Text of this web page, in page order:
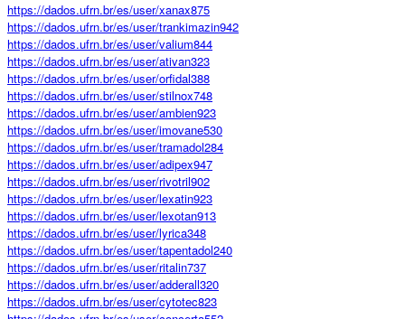
https://dados.ufrn.br/es/user/xanax875
https://dados.ufrn.br/es/user/trankimazin942
https://dados.ufrn.br/es/user/valium844
https://dados.ufrn.br/es/user/ativan323
https://dados.ufrn.br/es/user/orfidal388
https://dados.ufrn.br/es/user/stilnox748
https://dados.ufrn.br/es/user/ambien923
https://dados.ufrn.br/es/user/imovane530
https://dados.ufrn.br/es/user/tramadol284
https://dados.ufrn.br/es/user/adipex947
https://dados.ufrn.br/es/user/rivotril902
https://dados.ufrn.br/es/user/lexatin923
https://dados.ufrn.br/es/user/lexotan913
https://dados.ufrn.br/es/user/lyrica348
https://dados.ufrn.br/es/user/tapentadol240
https://dados.ufrn.br/es/user/ritalin737
https://dados.ufrn.br/es/user/adderall320
https://dados.ufrn.br/es/user/cytotec823